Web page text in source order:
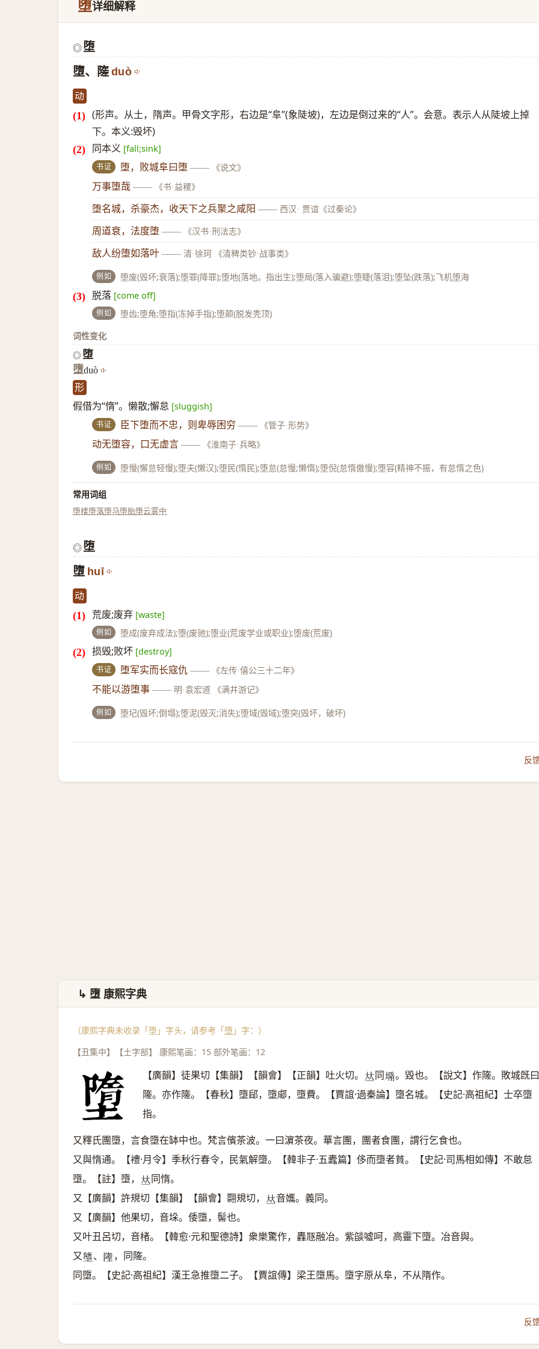
堕详细解释
◎堕
墮、隓 duò
动
(形声。从土，隋声。甲骨文字形，右边是“阜”(象陡坡)，左边是倒过来的“人”。会意。表示人从陡坡上掉
下。本义:毁坏)
同本义 [fall;sink]
书证 堕，败城阜曰堕 —— 《说文》
万事堕哉 —— 《书·益稷》
堕名城，杀豪杰，收天下之兵聚之咸阳 —— 西汉· 贾谊《过秦论》
周道衰，法度堕 —— 《汉书·刑法志》
敌人纷堕如落叶 —— 清·徐珂 《清稗类钞·战事类》
例如 堕废(毁坏;衰落);堕罪(降罪);堕地(落地。指出生);堕局(落入骗避);堕睫(落泪);堕坠(跌落);飞机堕海
脱落 [come off]
例如
堕齿;堕角;堕指(冻掉手指);堕颠(脱发秃顶)
词性变化
◎ 堕
墮duò
形
假借为“惰”。懒散;懈怠 [sluggish]
书证 臣下堕而不忠，则卑辱困穷 —— 《管子·形势》
动无堕容，口无虚言 —— 《淮南子·兵略》
例如 堕慢(懈怠轻慢);堕夫(懒汉);堕民(惰民);堕怠(怠慢;懒惰);堕倪(怠惰傲慢);堕容(精神不振，有怠惰之色)
常用词组
堕楼堕落堕马堕胎堕云雾中
◎堕
墮 huī
动
荒废;废弃 [waste]
例如 堕成(废弃成法);堕(废驰);堕业(荒废学业或职业);堕废(荒废)
损毁;败坏 [destroy]
书证 堕军实而长寇仇 —— 《左传·僖公三十二年》
不能以游堕事 —— 明·袁宏道 《满井游记》
例如 堕圮(毁坏;倒塌);堕泥(毁灭;消失);堕域(毁域);堕突(毁坏，破坏)
反
↳ 墮 康熙字典
（康熙字典未收录「堕」字头，请参考「墮 」字：）
【丑集中】【土字部】 康熙笔画：15 部外笔画：12
【廣韻】徒果切【集韻】【韻會】【正韻】吐火切。 𠀤同𡐦 。毀也。【說文】作隓。敗城旣曰
隓。亦作隓。【春秋】墮郈，墮郕，墮費。【賈誼·過秦論】墮名城。【史記·高祖紀】士卒墮
指。
又釋氏團墮，言食墮在缽中也。梵言儐茶波。一曰濵茶夜。華言團，團者食團，謂行乞食也。
又與惰通。【禮·月令】季秋行春令，民氣解墮。【韓非子·五蠹篇】侈而墮者貧。【史記·司馬相如傳】不敢怠
墮。【註】墮， 𠀤同惰。
又【廣韻】許規切【集韻】【韻會】翾規切， 𠀤音孈。義同。
又【廣韻】他果切，音垛。倭墮，髻也。
又叶丑呂切，音楮。【韓愈·元和聖德詩】衆樂驚作，轟豗融冶。紫燄噓呵，高靈下墮。冶音與。
又𡓗 、 𨼰 ，同隓。
同墮。【史記·高祖紀】漢王急推墮二子。【賈誼傳】梁王墮馬。墮字原从阜，不从隋作。
反